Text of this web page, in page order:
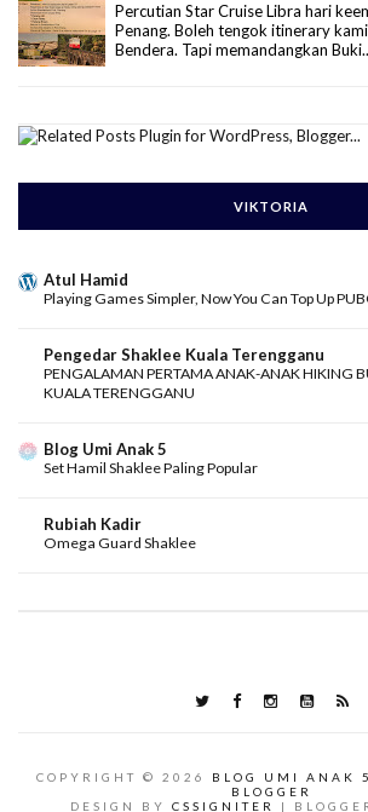
Percutian Star Cruise Libra hari
Penang. Boleh tengok itinerary
Bendera. Tapi memandangkan
VIKTORIA
Atul Hamid
Playing Games Simpler, Now You Can Top Up
Pengedar Shaklee Kuala Terengganu
PENGALAMAN PERTAMA ANAK-ANAK HIKING
KUALA TERENGGANU
Blog Umi Anak 5
Set Hamil Shaklee Paling Popular
Rubiah Kadir
Omega Guard Shaklee
COPYRIGHT © 2026 BLOG UMI ANAK 5
BLOGGER
DESIGN BY CSSIGNITER |